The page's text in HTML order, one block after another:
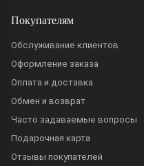
Покупателям
Обслуживание клиентов
Оформление заказа
Оплата и доставка
Обмен и возврат
Часто задаваемые вопросы
Подарочная карта
Отзывы покупателей